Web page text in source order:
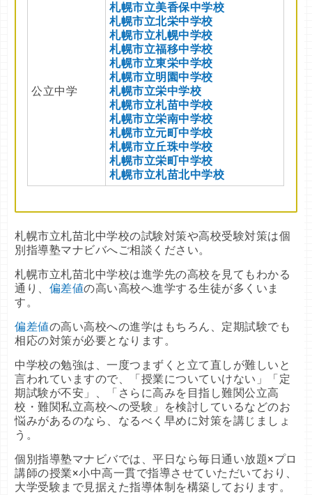
公立中学
札幌市立美香保中学校
札幌市立北栄中学校
札幌市立札幌中学校
札幌市立福移中学校
札幌市立東栄中学校
札幌市立明園中学校
札幌市立栄中学校
札幌市立札苗中学校
札幌市立栄南中学校
札幌市立元町中学校
札幌市立丘珠中学校
札幌市立栄町中学校
札幌市立札苗北中学校
札幌市立札苗北中学校の試験対策や高校受験対策は個
別指導塾マナビバへご相談ください。
札幌市立札苗北中学校は進学先の高校を見てもわかる
通り、 偏差値の高い高校へ進学する生徒が多くいま
す。
偏差値の高い高校への進学はもちろん、定期試験でも
相応の対策が必要となります。
中学校の勉強は、一度つまずくと立て直しが難しいと
言われていますので、「授業についていけない」「定
期試験が不安」、「さらに高みを目指し難関公立高
校・難関私立高校への受験」を検討しているなどのお
悩みがあるのなら、なるべく早めに対策を講じましょ
う。
個別指導塾マナビバでは、平日なら毎日通い放題×プロ
講師の授業×小中高一貫で指導させていただいており、
大学受験まで見据えた指導体制を構築しております。